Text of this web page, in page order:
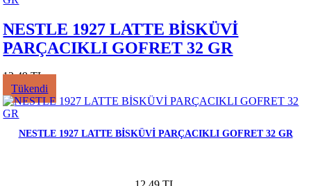
NESTLE 1927 LATTE BİSKÜVİ
PARÇACIKLI GOFRET 32 GR
12.49 TL
Tükendi
NESTLE 1927 LATTE BİSKÜVİ PARÇACIKLI GOFRET 32 GR